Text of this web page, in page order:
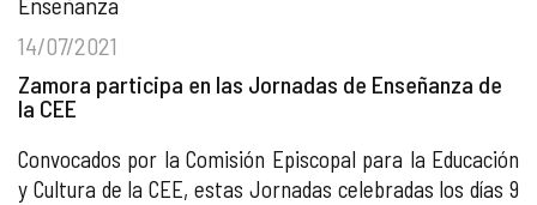
14/07/2021
Zamora participa en las Jornadas de Enseñanza de
la CEE
Convocados por la Comisión Episcopal para la Educación
y Cultura de la CEE, estas Jornadas celebradas los días 9